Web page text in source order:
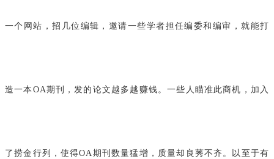
一个网站，招几位编辑，邀请一些学者担任编委和编审，就能打
造一本OA期刊，发的论文越多越赚钱。一些人瞄准此商机，加入
了捞金行列，使得OA期刊数量猛增，质量却良莠不齐。以至于有